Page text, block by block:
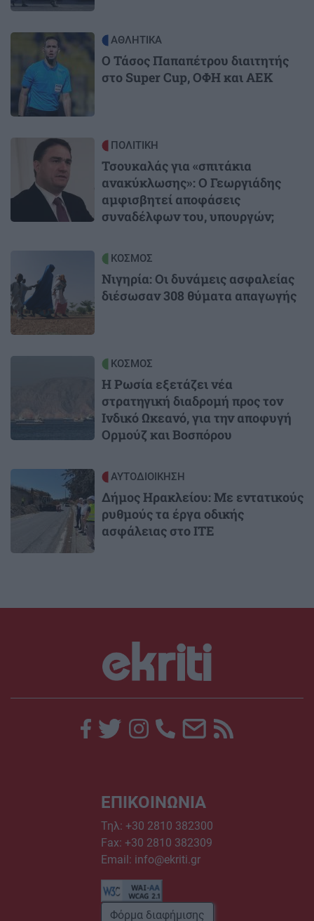
ΑΘΛΗΤΙΚΑ
Ο Τάσος Παπαπέτρου διαιτητής
στο Super Cup, ΟΦΗ και ΑΕΚ
Image ΠΟΛΙΤΙΚΗ
Τσουκαλάς για «σπιτάκια
ανακύκλωσης»: Ο Γεωργιάδης
αμφισβητεί αποφάσεις
συναδέλφων του, υπουργών;
ΚΟΣΜΟΣ
Νιγηρία: Οι δυνάμεις ασφαλείας
διέσωσαν 308 θύματα απαγωγής
ΚΟΣΜΟΣ
Η Ρωσία εξετάζει νέα
στρατηγική διαδρομή προς τον
Ινδικό Ωκεανό, για την αποφυγή
Ορμούζ και Βοσπόρου
ΑΥΤΟΔΙΟΙΚΗΣΗ
Δήμος Ηρακλείου: Με εντατικούς
ρυθμούς τα έργα οδικής
ασφάλειας στο ΙΤΕ
ΕΠΙΚΟΙΝΩΝΙΑ
Τηλ: +30 2810 382300
Fax: +30 2810 382309
Email: info@ekriti.gr
Φόρμα διαφήμισης